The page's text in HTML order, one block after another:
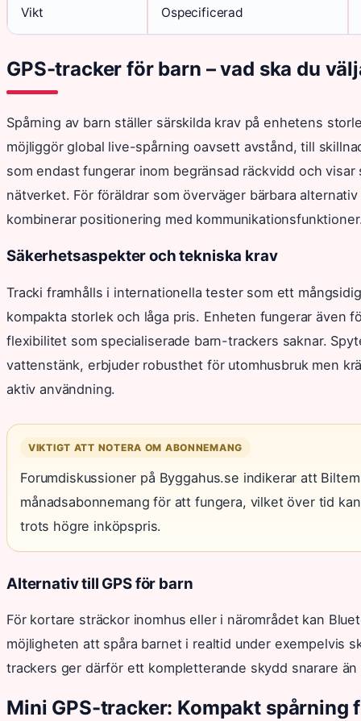
Vikt Ospecificerad
GPS-tracker för barn – vad ska du
Spårning av barn ställer särskilda krav på enhetens
möjliggör global live-spårning oavsett avstånd, till
som endast fungerar inom begränsad räckvidd och
nätverket. För föräldrar som överväger bärbara
kombinerar positionering med
Säkerhetsaspekter och tekniska krav
Tracki framhålls i internationella tester som ett
kompakta storlek och låga pris. Enheten fungerar även
flexibilitet som specialiserade barn-trackers saknar.
vattenstänk, erbjuder robusthet för utomhusbruk men
aktiv användning.
VIKTIGT ATT NOTERA OM ABONNEMANG
Forumdiskussioner på Byggahus.se indikerar att
månadsabonnemang för att fungera, vilket över tid
trots högre inköpspris.
Alternativ till GPS för barn
För kortare sträckor inomhus eller i närområdet kan
möjligheten att spåra barnet i realtid under exempelvis
trackers ger därför ett kompletterande skydd snarare
Mini GPS-tracker: Kompakt spårning